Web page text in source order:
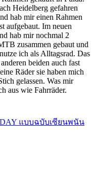
Heidelberg gefahren
hab mir einen Rahmen
aufgebaut. Im neuen
hab mir nochmal 2
zusammen gebaut und
ich als Alltagsrad. Das
beiden auch fast
Räder sie haben mich
gelassen. Was mir
aus wie Fahrräder.
แบบฉบับเซียนพนัน